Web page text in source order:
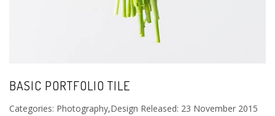
BASIC PORTFOLIO TILE
Categories: Photography,Design Released: 23 November 2015